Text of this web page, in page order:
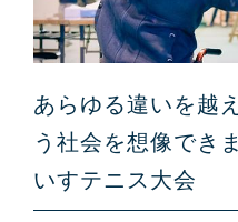
あらゆる違いを越
う社会を想像でき
いすテニス大会